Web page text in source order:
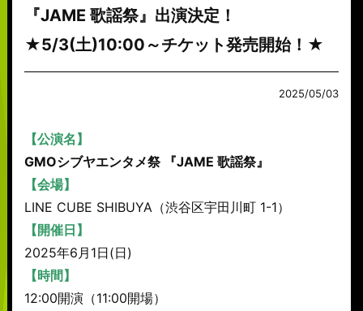
『JAME 歌謡祭』出演決定！
★5/3(土)10:00～チケット発売開始！★
2025/05/03
【公演名】
GMOシブヤエンタメ祭 『JAME 歌謡祭』
【会場】
LINE CUBE SHIBUYA（渋谷区宇田川町 1-1）
【開催日】
2025年6月1日(日)
【時間】
12:00開演（11:00開場）